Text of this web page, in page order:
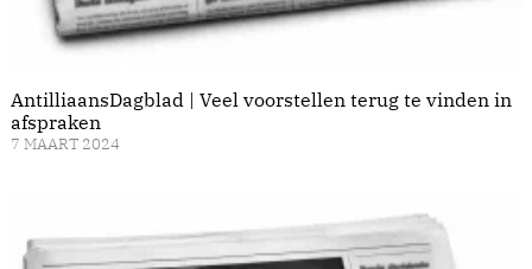
AntilliaansDagblad | Veel voorstellen terug te vinden in
afspraken
7 MAART 2024